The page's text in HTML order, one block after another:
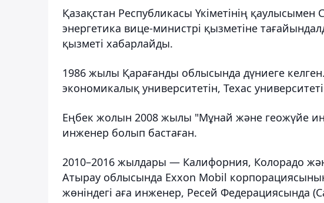
Қазақстан Республикасы Үкіметінің
энергетика вице-министрі қызметіне
қызметі хабарлайды.
1986 жылы Қарағанды облысында дүниеге
экономикалық университетін, Техас
Еңбек жолын 2008 жылы "Мұнай және геожүйе
инженер болып бастаған.
2010–2016 жылдары — Калифорния, Колорадо
Атырау облысында Exxon Mobil
жөніндегі аға инженер, Ресей Федерациясында